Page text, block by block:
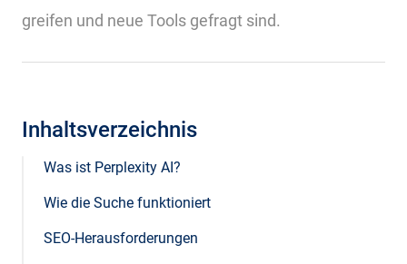
greifen und neue Tools gefragt sind.
Inhaltsverzeichnis
Was ist Perplexity AI?
Wie die Suche funktioniert
SEO-Herausforderungen